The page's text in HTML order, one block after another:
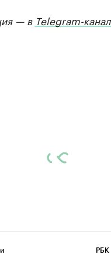
— в Telegram-
РБК